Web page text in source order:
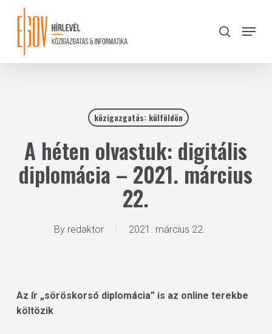
content
search
Menu
közigazgatás: külföldön
A héten olvastuk: digitális
diplomácia – 2021. március
22.
By redaktor 2021. március 22.
Az ír „söröskorsó diplomácia” is az online terekbe
költözik
Close